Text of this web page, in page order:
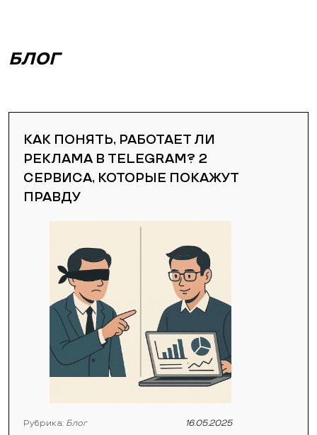
БЛОГ
КАК ПОНЯТЬ, РАБОТАЕТ ЛИ
РЕКЛАМА В TELEGRAM? 2
СЕРВИСА, КОТОРЫЕ ПОКАЖУТ
ПРАВДУ
Рубрика: Блог 16.05.2025